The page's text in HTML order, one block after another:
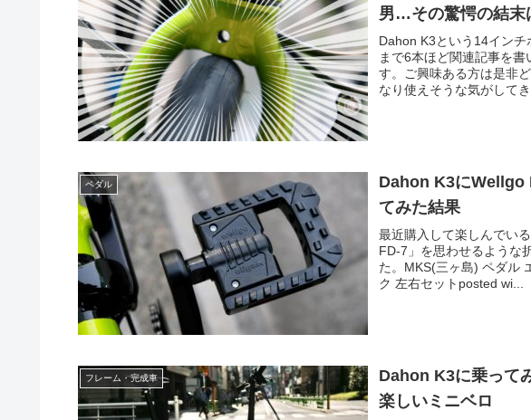
男…その驚愕の結末
Dahon K3という14イン
まで6本ほど関連記事を
す。ご興味ある方は是非
なり使えそうな気がして
ペダル
Dahon K3にWellgo F178DUという軽量ペダルを付け
てみた結果
最近購入して楽しんでい
FD-7」を思わせるような
た。MKS(三ヶ島) ペダル
ク 左右セットposted wi...
フレーム・完成車
Dahon K3に乗って
楽しいミニベロ